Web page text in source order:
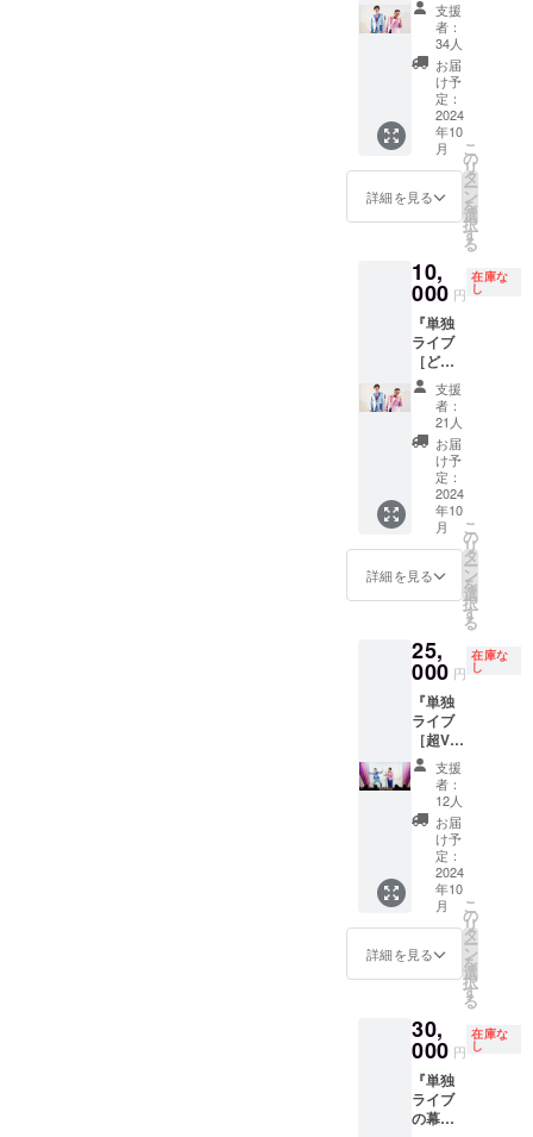
でご連
絡を担
当より
させて
いただ
きま
す。
す。
りフラ
イヤー
付き。
※チケッ
トお渡
し方法
など、
メール
でご連
絡を担
きま
す。
チケッ
ト』 三
拍子単
独ライ
ブ「こ
れでも
か！！
！」当
日のど
迫力席
チケッ
ト（2〜
での中
心の
席） サ
イン入
りフラ
イヤー
を当日
お渡し
しま
す。 ※
チケッ
トお渡
し方法
など、
メール
でご連
絡を担
きま
す。
支援
者：
34人
お届
け予
定：
2024
年10
月
詳細を見る
こ
の
リ
タ
ー
ン
を
選
択
す
る
10,
000 円
在庫な
し
『単独
ライブ
［ど迫
力席］
両サイ
ドチ
ケッ
ト』 三
拍子単
独ライ
ブ「こ
れでも
か！！
！」当
日のど
迫力席
ト（2〜
4列目ま
での両
サイド
の席に
なりま
す） サ
イン入
りフラ
イヤー
を当日
お渡し
しま
す。 ※
チケッ
トお渡
し方法
絡を担
当より
させて
いただ
きま
す。
支援
者：
21人
お届
け予
定：
2024
年10
月
詳細を見る
こ
の
リ
タ
ー
ン
を
選
択
す
る
25,
000 円
在庫な
し
『単独
ライブ
［超VIP
最前
列］チ
ケッ
ト』
（最前
列の12
席限
定） 三
拍子単
独ライ
ブ「こ
れでも
か！！
超VIP最
前列チ
ケッ
ト。単
独終了
後楽屋
支援
者：
12人
お届
け予
定：
2024
年10
月
詳細を見る
こ
の
リ
タ
ー
ン
を
選
択
す
る
30,
000 円
在庫な
し
『単独
ライブ
の幕間